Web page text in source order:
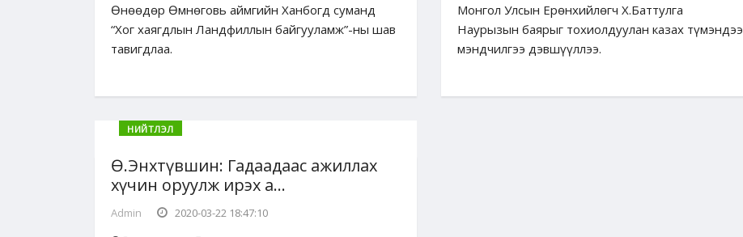
Өнөөдөр Өмнөговь аймгийн Ханбогд суманд
“Хог хаягдлын Ландфиллын байгууламж”-ны шав
тавигдлаа.
Монгол Улсын Ерөнхийлөгч Х.Баттулга
Наурызын баярыг тохиолдуулан казах түмэндээ
мэндчилгээ дэвшүүллээ.
НИЙТЛЭЛ
Ө.Энхтүвшин: Гадаадаас ажиллах
хүчин оруулж ирэх а...
Admin 2020-03-22 18:47:10